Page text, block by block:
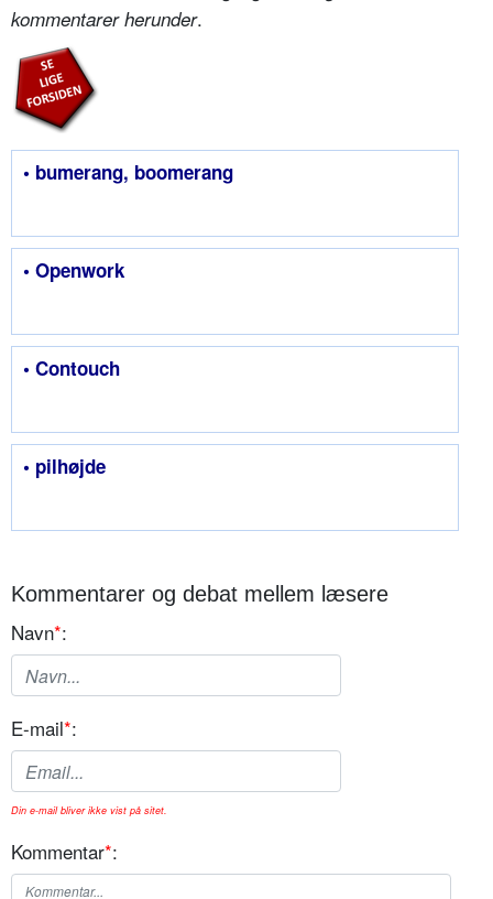
kommentarer herunder.
• bumerang, boomerang
• Openwork
• Contouch
• pilhøjde
Kommentarer og debat mellem læsere
Navn*:
E-mail*:
Din e-mail bliver ikke vist på sitet.
Kommentar*: